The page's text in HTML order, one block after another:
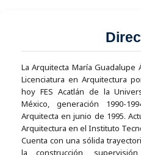
La Arquitecta María
Licenciatura en Arquitectura
hoy FES Acatlán de la
México, generación 1990-
Arquitecta en junio de 1995.
Arquitectura en el Instituto
Cuenta con una sólida
la construcción,